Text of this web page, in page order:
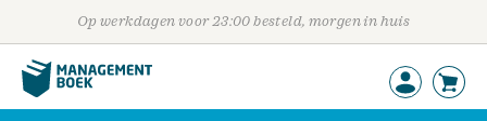
Op werkdagen voor 23:00 besteld, morgen in huis